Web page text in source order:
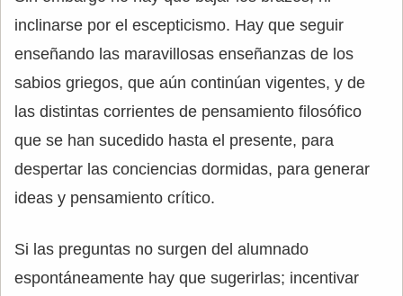
inclinarse por el escepticismo. Hay que seguir
enseñando las maravillosas enseñanzas de los
sabios griegos, que aún continúan vigentes, y de
las distintas corrientes de pensamiento filosófico
que se han sucedido hasta el presente, para
despertar las conciencias dormidas, para generar
ideas y pensamiento crítico.
Si las preguntas no surgen del alumnado
espontáneamente hay que sugerirlas; incentivar